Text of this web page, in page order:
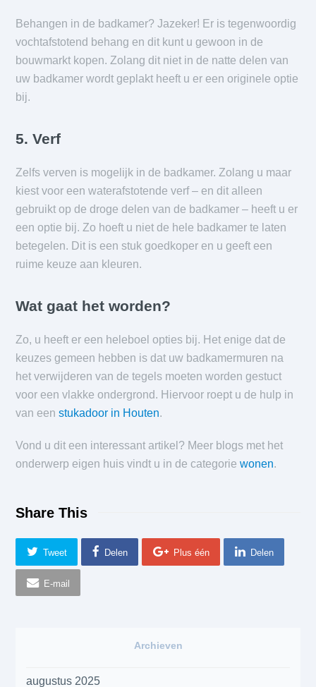
Behangen in de badkamer? Jazeker! Er is tegenwoordig
vochtafstotend behang en dit kunt u gewoon in de
bouwmarkt kopen. Zolang dit niet in de natte delen van
uw badkamer wordt geplakt heeft u er een originele optie
bij.
5. Verf
Zelfs verven is mogelijk in de badkamer. Zolang u maar
kiest voor een waterafstotende verf – en dit alleen
gebruikt op de droge delen van de badkamer – heeft u er
een optie bij. Zo hoeft u niet de hele badkamer te laten
betegelen. Dit is een stuk goedkoper en u geeft een
ruime keuze aan kleuren.
Wat gaat het worden?
Zo, u heeft er een heleboel opties bij. Het enige dat de
keuzes gemeen hebben is dat uw badkamermuren na
het verwijderen van de tegels moeten worden gestuct
voor een vlakke ondergrond. Hiervoor roept u de hulp in
van eenstukadoor in Houten.
Vond u dit een interessant artikel? Meer blogs met het
onderwerp eigen huis vindt u in de categoriewonen.
Share This
Tweet Delen Plus één Delen
E-mail
Archieven
augustus 2025